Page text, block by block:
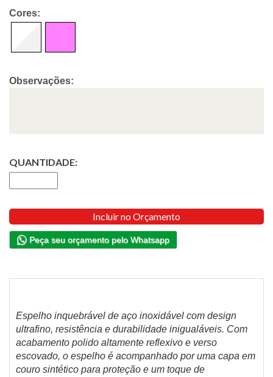
Cores:
Observações:
QUANTIDADE:
Incluir no Orçamento
Peça seu orçamento pelo Whatsapp
Espelho inquebrável de aço inoxidável com design
ultrafino, resistência e durabilidade inigualáveis. Com
acabamento polido altamente reflexivo e verso
escovado, o espelho é acompanhado por uma capa em
couro sintético para proteção e um toque de